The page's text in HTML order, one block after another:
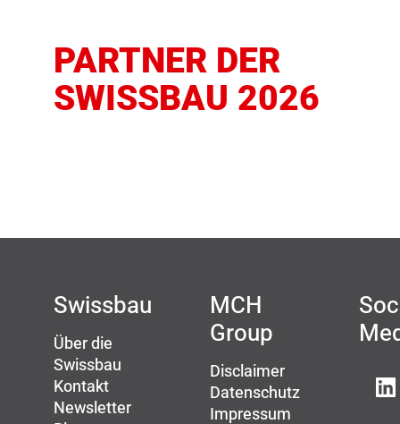
PARTNER DER
SWISSBAU 2026
Swissbau
Über die
Swissbau
Kontakt
Newsletter
MCH
Group
Disclaimer
Datenschutz
Impressum